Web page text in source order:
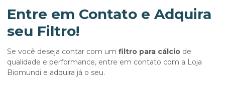
Entre em Contato e Adquira
seu Filtro!
Se você deseja contar com um filtro para cálcio de
qualidade e performance, entre em contato com a Loja
Biomundi e adquira já o seu.